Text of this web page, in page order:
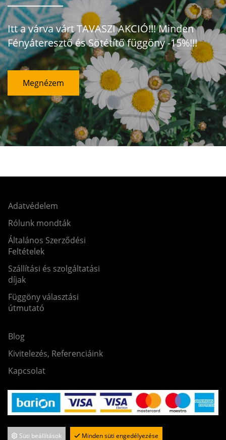
Itt a várva várt TAVASZI AKCIÓ!!! Minden
Fényáteresztő és Sötétítő függöny -15%!!!
Megnézem
Adatvédelem
Rólunk mondták
Általános Szerződési
Feltételek
Szállítási és szolgáltatási
díjak
Függöny választási
útmutató
Blog
Kivitelezés, Referenciáink
Kapcsolat
Süti beállítások Minden süti engedélyezése